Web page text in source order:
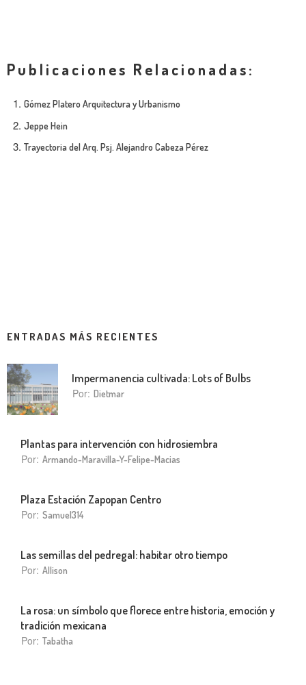
Publicaciones Relacionadas:
Gómez Platero Arquitectura y Urbanismo
Jeppe Hein
Trayectoria del Arq. Psj. Alejandro Cabeza Pérez
ENTRADAS MÁS RECIENTES
Impermanencia cultivada: Lots of Bulbs
Por: Dietmar
Plantas para intervención con hidrosiembra
Por: Armando-Maravilla-Y-Felipe-Macias
Plaza Estación Zapopan Centro
Por: Samuel314
Las semillas del pedregal: habitar otro tiempo
Por: Allison
La rosa: un símbolo que florece entre historia, emoción y
tradición mexicana
Por: Tabatha